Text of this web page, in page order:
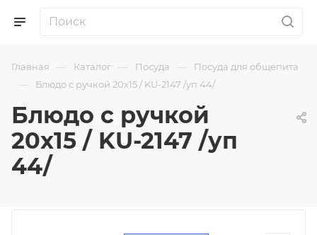
Главная — Каталог — Посуда — Посуда для общепита
— Блюдо с ручкой 20х15 / KU-2147 /уп 44/
Блюдо с ручкой
20х15 / KU-2147 /уп
44/